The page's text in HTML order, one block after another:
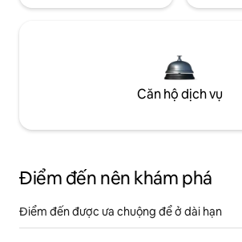
Căn hộ dịch vụ
Điểm đến nên khám phá
Điểm đến được ưa chuộng để ở dài hạn